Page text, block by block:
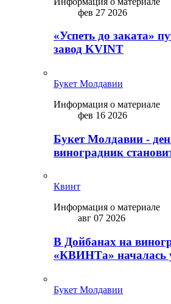
фев 27 2026
«Успеть до заката»
завод KVINT
Букет Молдавии
Информация о материале
фев 16 2026
Букет Молдавии -
виноградник
Квинт
Информация о материале
авг 07 2026
В Дойбанах на
«КВИНТа» началась
Букет Молдавии